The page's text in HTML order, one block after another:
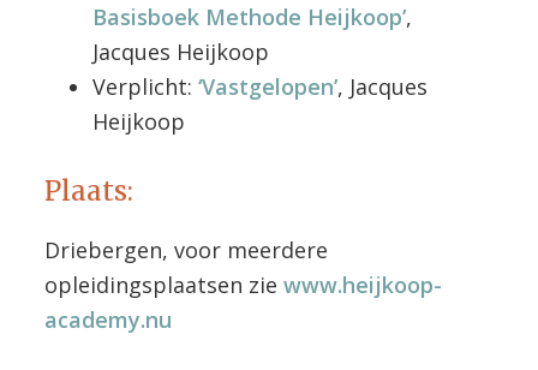
Basisboek Methode Heijkoop’,
Jacques Heijkoop
Verplicht:‘Vastgelopen’, Jacques
Heijkoop
Plaats:
Driebergen, voor meerdere
opleidingsplaatsen ziewww.heijkoop-
academy.nu